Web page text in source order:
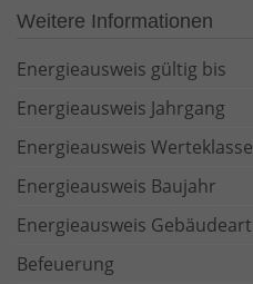
Weitere Informationen
Energieausweis gültig bis
Energieausweis Jahrgang
Energieausweis Werteklasse
Energieausweis Baujahr
Energieausweis Gebäudeart
Befeuerung